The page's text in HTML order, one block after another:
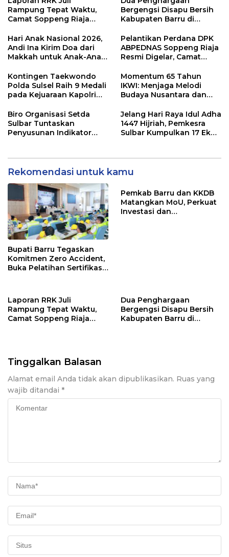
Rampung Tepat Waktu,
Camat Soppeng Riaja
dan Kelurahan
Bergengsi Disapu Bersih
Kabupaten Barru di
Hari Anak Nasional 2026,
Andi Ina Kirim Doa dari
Makkah untuk Anak-Anak
Pelantikan Perdana DPK
ABPEDNAS Soppeng Riaja
Resmi Digelar, Camat
Wujudkan Desa Maju
Kontingen Taekwondo
Polda Sulsel Raih 9 Medali
pada Kejuaraan Kapolri
Momentum 65 Tahun
IKWI: Menjaga Melodi
Budaya Nusantara dan
Pers
Biro Organisasi Setda
Sulbar Tuntaskan
Penyusunan Indikator
Jelang Hari Raya Idul Adha
1447 Hijriah, Pemkesra
Sulbar Kumpulkan 17 Ekor
Rekomendasi untuk kamu
Bupati Barru Tegaskan
Komitmen Zero Accident,
Buka Pelatihan Sertifikasi
Pemkab Barru dan KKDB
Matangkan MoU, Perkuat
Investasi dan
Laporan RRK Juli
Rampung Tepat Waktu,
Camat Soppeng Riaja
Dua Penghargaan
Bergengsi Disapu Bersih
Kabupaten Barru di
Tinggalkan Balasan
Alamat email Anda tidak akan dipublikasikan. Ruas yang
wajib ditandai *